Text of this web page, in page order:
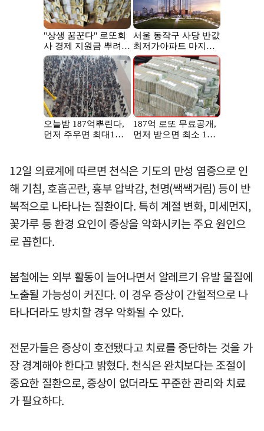
12일 의료계에 따르면 천식은 기도의 만성 염증으로 인
해 기침, 호흡곤란, 흉부 압박감, 천명(쌕쌕거림) 등이 반
복적으로 나타나는 질환이다. 특히 계절 변화, 미세먼지,
꽃가루 등 환경 요인이 증상을 악화시키는 주요 원인으
로 꼽힌다.
봄철에는 외부 활동이 늘어나면서 알레르기 유발 물질에
노출될 가능성이 커진다. 이 경우 증상이 간헐적으로 나
타나더라도 방치할 경우 악화될 수 있다.
전문가들은 증상이 호전됐다고 치료를 중단하는 것을 가
장 경계해야 한다고 밝혔다. 천식은 완치보다는 조절이
중요한 질환으로, 증상이 없더라도 꾸준한 관리와 치료
가 필요하다.